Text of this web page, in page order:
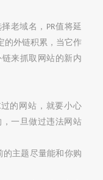
老域名， PR值将延
的外链积累，当它作
来抓取网站的新内
过的网站，就要小心
一旦做过违法网站
的主题尽量能和你购